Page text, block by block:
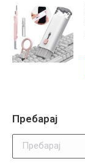
Пребарај